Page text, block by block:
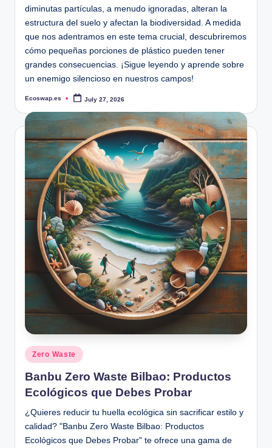
diminutas partículas, a menudo ignoradas, alteran la
estructura del suelo y afectan la biodiversidad. A medida
que nos adentramos en este tema crucial, descubriremos
cómo pequeñas porciones de plástico pueden tener
grandes consecuencias. ¡Sigue leyendo y aprende sobre
un enemigo silencioso en nuestros campos!
Posted
Ecoswap.es July 27, 2026
Posted
in
Zero Waste
Banbu Zero Waste Bilbao: Productos
Ecológicos que Debes Probar
¿Quieres reducir tu huella ecológica sin sacrificar estilo y
calidad? "Banbu Zero Waste Bilbao: Productos
Ecológicos que Debes Probar" te ofrece una gama de